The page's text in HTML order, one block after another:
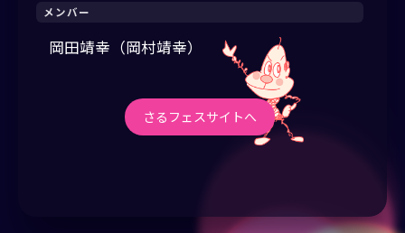
メンバー
岡田靖幸（岡村靖幸）
さるフェスサイトへ